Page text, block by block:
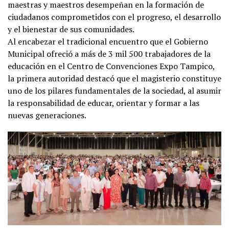
maestras y maestros desempeñan en la formación de
ciudadanos comprometidos con el progreso, el desarrollo
y el bienestar de sus comunidades.
Al encabezar el tradicional encuentro que el Gobierno
Municipal ofreció a más de 3 mil 500 trabajadores de la
educación en el Centro de Convenciones Expo Tampico,
la primera autoridad destacó que el magisterio constituye
uno de los pilares fundamentales de la sociedad, al asumir
la responsabilidad de educar, orientar y formar a las
nuevas generaciones.